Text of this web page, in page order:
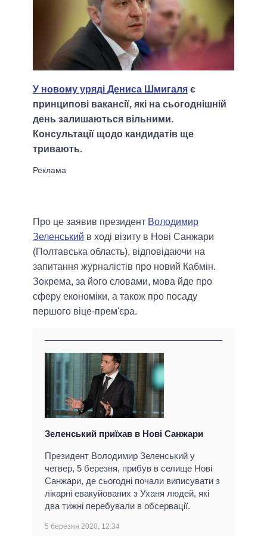
У новому уряді Дениса Шмигаля є
принципові вакансії, які на сьогоднішній
день залишаються вільними.
Консультації щодо кандидатів ще
тривають.
Про це заявив президент Володимир
Зеленський в ході візиту в Нові Санжари
(Полтавська область), відповідаючи на
запитання журналістів про новий Кабмін.
Зокрема, за його словами, мова йде про
сферу економіки, а також про посаду
першого віце-прем'єра.
Зеленський приїхав в Нові Санжари
Президент Володимир Зеленський у
четвер, 5 березня, прибув в селище Нові
Санжари, де сьогодні почали виписувати з
лікарні евакуйованих з Уханя людей, які
два тижні перебували в обсервації.
5 березня 2020, 12:34